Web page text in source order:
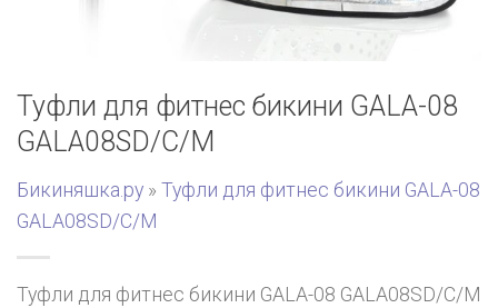
Туфли для фитнес бикини GALA-08
GALA08SD/C/M
Бикиняшка.ру » Туфли для фитнес бикини GALA-08
GALA08SD/C/M
Туфли для фитнес бикини GALA-08 GALA08SD/C/M